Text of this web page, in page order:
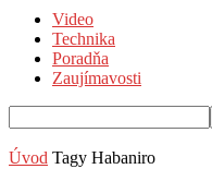
Video
Technika
Poradňa
Zaujímavosti
Úvod Tagy Habaniro